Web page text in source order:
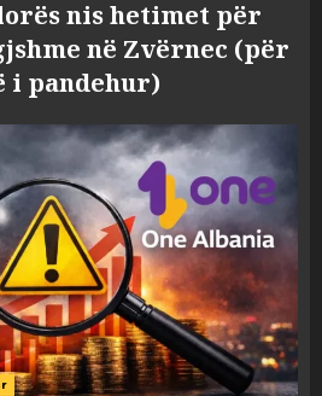
nis hetimet për
në Zvërnec (për
i pandehur)